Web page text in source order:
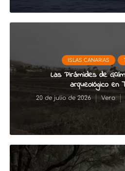
ISLAS CANARIAS
Las Pirámides de
arqueológico en
20 de julio de 2026 Vero